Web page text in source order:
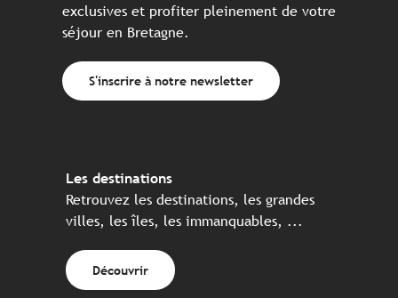
exclusives et profiter pleinement de votre
séjour en Bretagne.
S'inscrire à notre newsletter
Les destinations
Retrouvez les destinations, les grandes
villes, les îles, les immanquables, ...
Découvrir